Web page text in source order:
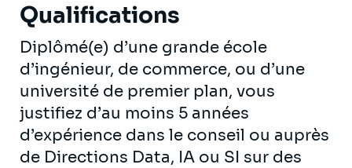
Qualifications
Diplômé(e) d’une grande école
d’ingénieur, de commerce, ou d’une
université de premier plan, vous
justifiez d’au moins 5 années
d’expérience dans le conseil ou auprès
de Directions Data, IA ou SI sur des